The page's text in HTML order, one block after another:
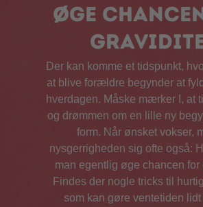
øge
Der kan komme et tidspunkt,
at blive forældre begynder at
hverdagen. Måske mærker I, at
og drømmen om en lille ny
form. Når ønsket vokser,
nysgerrigheden sig ofte også:
man egentlig øge chancen for
Findes der nogle tricks til
som kan gøre ventetiden lidt